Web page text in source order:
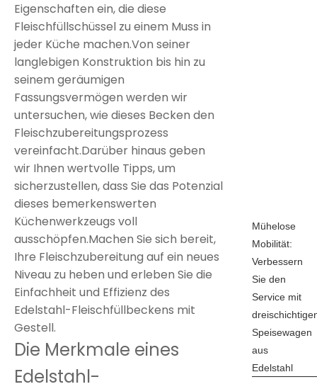
Eigenschaften ein, die diese
Fleischfüllschüssel zu einem Muss in
jeder Küche machen.Von seiner
langlebigen Konstruktion bis hin zu
seinem geräumigen
Fassungsvermögen werden wir
untersuchen, wie dieses Becken den
Fleischzubereitungsprozess
vereinfacht.Darüber hinaus geben
wir Ihnen wertvolle Tipps, um
sicherzustellen, dass Sie das Potenzial
dieses bemerkenswerten
Küchenwerkzeugs voll
ausschöpfen.Machen Sie sich bereit,
Ihre Fleischzubereitung auf ein neues
Niveau zu heben und erleben Sie die
Einfachheit und Effizienz des
Edelstahl-Fleischfüllbeckens mit
Gestell.
Die Merkmale eines
Edelstahl-
Mühelose
Mobilität:
Verbessern
Sie den
Service mit
Speisewagen
aus
Edelstahl